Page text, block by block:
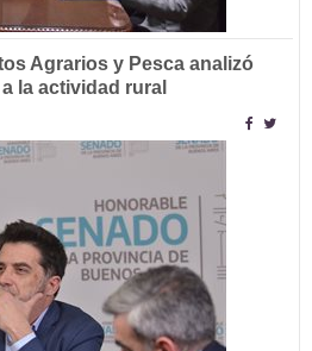
Agrarios y Pesca analizó
la actividad rural